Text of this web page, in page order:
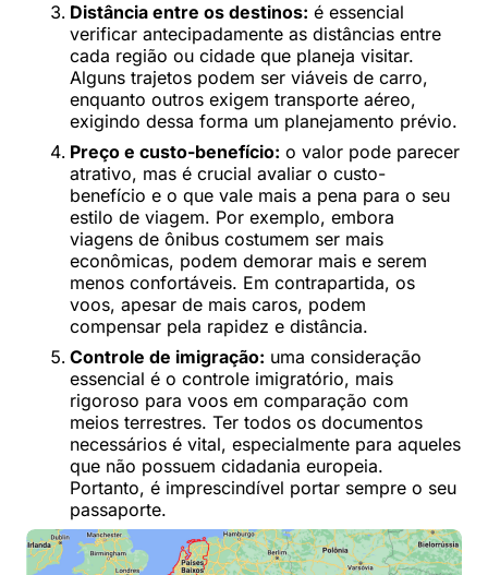
Distância entre os destinos: é essencial
verificar antecipadamente as distâncias entre
cada região ou cidade que planeja visitar.
Alguns trajetos podem ser viáveis de carro,
enquanto outros exigem transporte aéreo,
exigindo dessa forma um planejamento prévio.
Preço e custo-benefício: o valor pode parecer
atrativo, mas é crucial avaliar o custo-
benefício e o que vale mais a pena para o seu
estilo de viagem. Por exemplo, embora
viagens de ônibus costumem ser mais
econômicas, podem demorar mais e serem
menos confortáveis. Em contrapartida, os
voos, apesar de mais caros, podem
compensar pela rapidez e distância.
Controle de imigração: uma consideração
essencial é o controle imigratório, mais
rigoroso para voos em comparação com
meios terrestres. Ter todos os documentos
necessários é vital, especialmente para aqueles
que não possuem cidadania europeia.
Portanto, é imprescindível portar sempre o seu
passaporte.